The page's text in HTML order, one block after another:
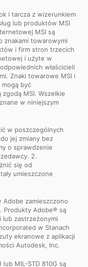
i tarcza z wizerunkiem
lub produktów MSI
MSI są
znakami towarowymi
i firm stron trzecich
i użyte w
właścicieli
Znaki towarowe MSI i
mogą być
MSI. Wszelkie
w niniejszym
w poszczególnych
jej zmiany bez
o sprawdzenie
2.
się od
umieszczone
Adobe zamieszczono
Produkty Adobe® są
lub zastrzeżonymi
w Stanach
ekranowe z aplikacji
Autodesk, Inc.
MIL-STD 810G są